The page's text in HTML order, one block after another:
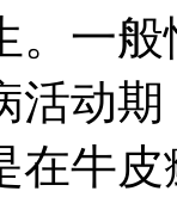
。一
活动
在牛